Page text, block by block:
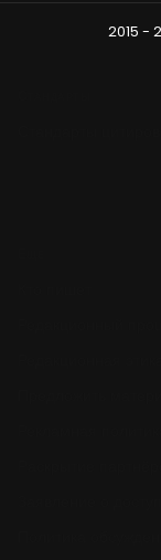
2015 -